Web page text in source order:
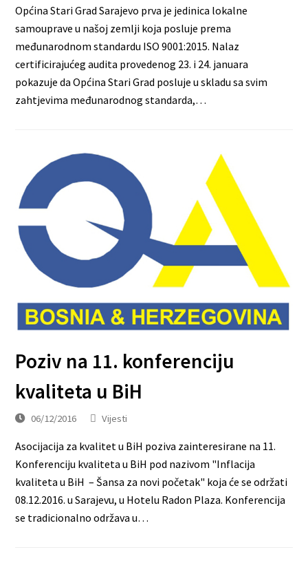
Općina Stari Grad Sarajevo prva je jedinica lokalne
samouprave u našoj zemlji koja posluje prema
međunarodnom standardu ISO 9001:2015. Nalaz
certificirajućeg audita provedenog 23. i 24. januara
pokazuje da Općina Stari Grad posluje u skladu sa svim
zahtjevima međunarodnog standarda,…
Poziv na 11. konferenciju
kvaliteta u BiH
06/12/2016 Vijesti
Asocijacija za kvalitet u BiH poziva zainteresirane na 11.
Konferenciju kvaliteta u BiH pod nazivom "Inflacija
kvaliteta u BiH – Šansa za novi početak" koja će se održati
08.12.2016. u Sarajevu, u Hotelu Radon Plaza. Konferencija
se tradicionalno održava u…